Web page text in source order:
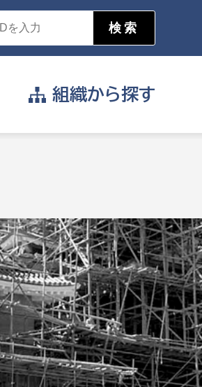
消防
をしたい
い
い
組織から探す
課